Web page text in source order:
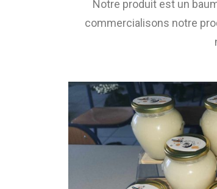
Notre produit est un
commercialisons notre